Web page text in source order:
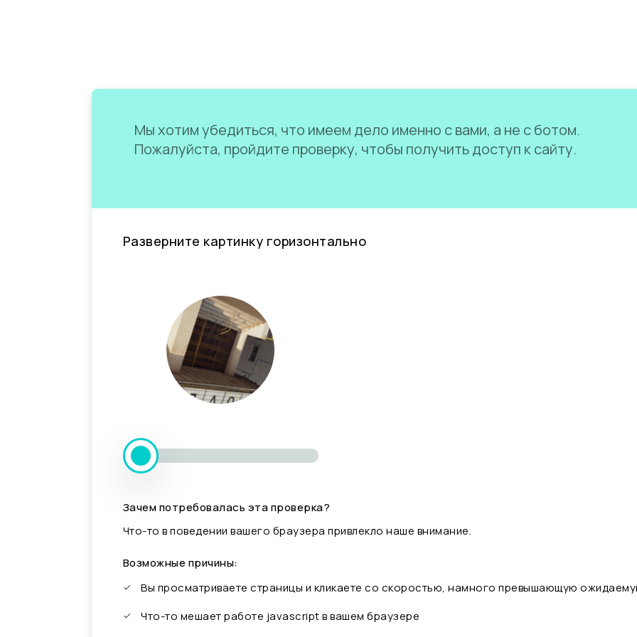
Мы хотим убедиться, что имеем дело именно с вами, а не с ботом.
Пожалуйста, пройдите проверку, чтобы получить доступ к сайту.
Разверните картинку горизонтально
Зачем потребовалась эта проверка?
Что-то в поведении вашего браузера привлекло наше внимание.
Возможные причины:
Вы просматриваете страницы и кликаете со скоростью, намного превышающую
Что-то мешает работе javascript в вашем браузере